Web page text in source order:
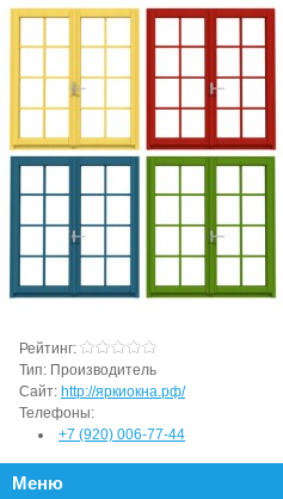
Рейтинг:
Тип: Производитель
Сайт: http://яркиокна.рф/
Телефоны:
+7 (920) 006-77-44
Меню